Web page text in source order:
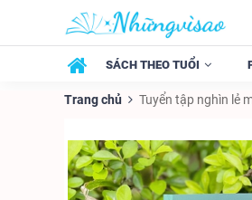
SÁCH THEO TUỔI
Trang chủ Tuyển tập nghìn lẻ